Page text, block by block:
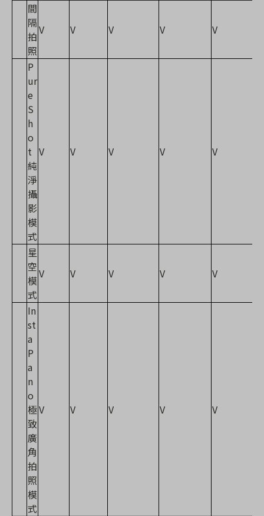
間
隔
拍
照
V V V V V
P
ur
e
S
h
o
t
純
淨
攝
影
模
式
V V V V V
星
空
模
式
V V V V V
In
st
a
P
a
n
o
極
致
廣
角
拍
照
模
式
V V V V V